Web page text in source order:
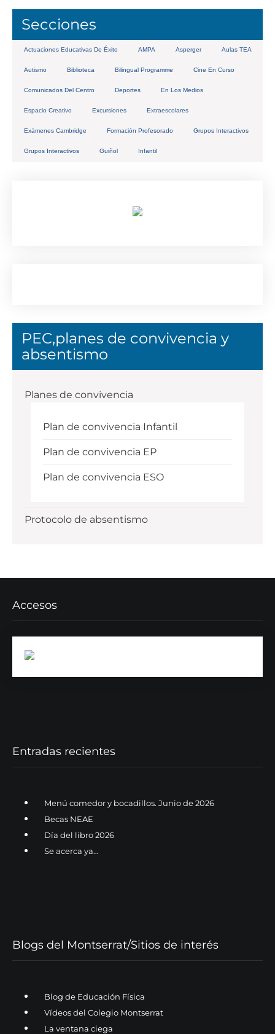
Secciones
Actuaciones Educativas De Éxito AMPA Asperger Aulas TEA
Autismo Biblioteca Bilingual Programme Cine En Curso
Comunicados Del Centro Deportes En Los Medios
Espacio Creativo Excursiones Extraescolares
Exámenes Cambridge Formación Profesorado Grupos Interactivos
Grupos Interactivos Guiñol Infantil
PEC,planes de convivencia y
absentismo
Planes de convivencia
Plan de convivencia Infantil
Plan de convivencia EP
Plan de convivencia ESO
Protocolo de absentismo
Accesos
Entradas recientes
Menú comedor y bocadillos. Junio de 2026
Becas NEAE
Día del libro 2026
Se acerca ya…
Blogs del Montserrat/Sitios de interés
Blog de Educación Física
Vídeos del Colegio Montserrat
La ventana ciega